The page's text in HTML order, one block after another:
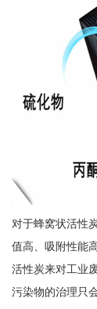
对于蜂窝状活性
值高、吸附性能
活性炭来对工业
污染物的治理只